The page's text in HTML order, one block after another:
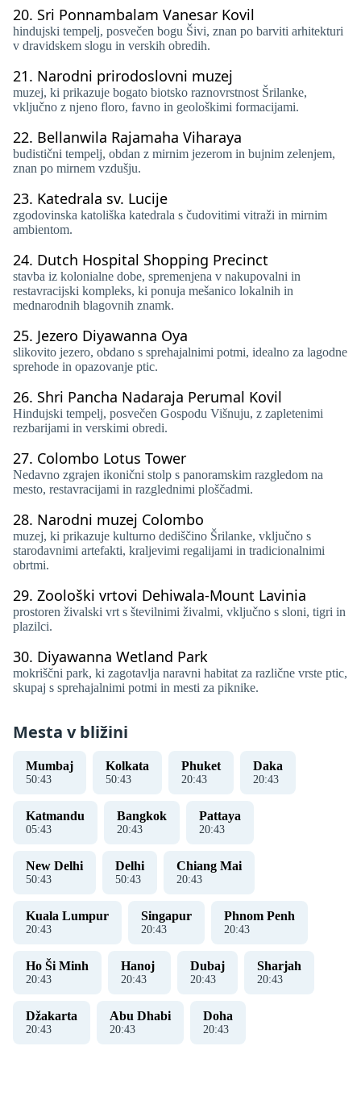
20. Sri Ponnambalam Vanesar Kovil
hindujski tempelj, posvečen bogu Šivi, znan po barviti arhitekturi
v dravidskem slogu in verskih obredih.
21. Narodni prirodoslovni muzej
muzej, ki prikazuje bogato biotsko raznovrstnost Šrilanke,
vključno z njeno floro, favno in geološkimi formacijami.
22. Bellanwila Rajamaha Viharaya
budistični tempelj, obdan z mirnim jezerom in bujnim zelenjem,
znan po mirnem vzdušju.
23. Katedrala sv. Lucije
zgodovinska katoliška katedrala s čudovitimi vitraži in mirnim
ambientom.
24. Dutch Hospital Shopping Precinct
stavba iz kolonialne dobe, spremenjena v nakupovalni in
restavracijski kompleks, ki ponuja mešanico lokalnih in
mednarodnih blagovnih znamk.
25. Jezero Diyawanna Oya
slikovito jezero, obdano s sprehajalnimi potmi, idealno za lagodne
sprehode in opazovanje ptic.
26. Shri Pancha Nadaraja Perumal Kovil
Hindujski tempelj, posvečen Gospodu Višnuju, z zapletenimi
rezbarijami in verskimi obredi.
27. Colombo Lotus Tower
Nedavno zgrajen ikonični stolp s panoramskim razgledom na
mesto, restavracijami in razglednimi ploščadmi.
28. Narodni muzej Colombo
muzej, ki prikazuje kulturno dediščino Šrilanke, vključno s
starodavnimi artefakti, kraljevimi regalijami in tradicionalnimi
obrtmi.
29. Zoološki vrtovi Dehiwala-Mount Lavinia
prostoren živalski vrt s številnimi živalmi, vključno s sloni, tigri in
plazilci.
30. Diyawanna Wetland Park
mokriščni park, ki zagotavlja naravni habitat za različne vrste ptic,
skupaj s sprehajalnimi potmi in mesti za piknike.
Mesta v bližini
Mumbaj
50:43
Kolkata
50:43
Phuket
20:43
Daka
20:43
Katmandu
05:43
Bangkok
20:43
Pattaya
20:43
New Delhi
50:43
Delhi
50:43
Chiang Mai
20:43
Kuala Lumpur
20:43
Singapur
20:43
Phnom Penh
20:43
Ho Ši Minh
20:43
Hanoj ​​
20:43
Dubaj
20:43
Sharjah
20:43
Džakarta
20:43
Abu Dhabi
20:43
Doha
20:43